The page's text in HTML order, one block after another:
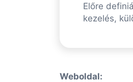
Előre
kezelés,
Weboldal: